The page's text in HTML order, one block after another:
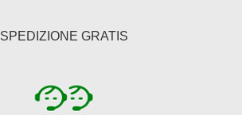
SPEDIZIONE GRATIS